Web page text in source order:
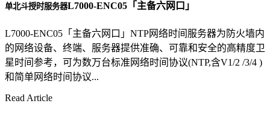
单北斗授时服务器L7000-ENC05「主备六网口」
L7000-ENC05「主备六网口」NTP网络时间服务器为防火墙内
的网络设备、终端、服务器提供准确、可靠和安全的高精度卫
星时间参考，可为数万台标准网络时间协议(NTP,含V1/2 /3/4 )
和简单网络时间协议...
Read Article